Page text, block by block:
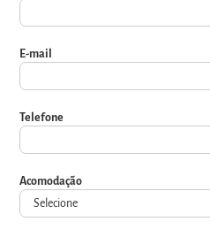
E-mail
Telefone
Acomodação